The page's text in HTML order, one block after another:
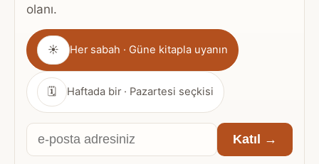
olanı.
Gönderim
sıklığı
☀ Her sabah · Güne kitapla uyanın
🗓 Haftada bir · Pazartesi seçkisi
E-
posta
Katıl →